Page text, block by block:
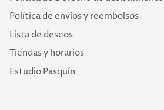
Política de envíos y reembolsos
Lista de deseos
Tiendas y horarios
Estudio Pasquín